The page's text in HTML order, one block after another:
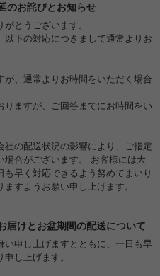
のお詫びとお知らせ
とうございます。
下の対応につきまして通常よりお
が、通常よりお時間をいただく場合
りますが、ご回答までにお時間をい
社の配送状況の影響により、ご指定
場合がございます。 お客様には大
早く対応できるよう努めてまいり
すようお願い申し上げます。
届けとお盆期間の配送について
申し上げますとともに、一日も早
し上げます。